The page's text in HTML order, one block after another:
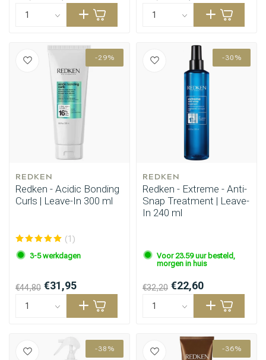
-29%
REDKEN
Redken - Acidic Bonding
Curls | Leave-In 300 ml
(1)
3-5 werkdagen
€44,80 €31,95
-30%
REDKEN
Redken - Extreme - Anti-
Snap Treatment | Leave-
In 240 ml
Voor 23.59 uur besteld,
morgen in huis
€32,20 €22,60
-38% -36%